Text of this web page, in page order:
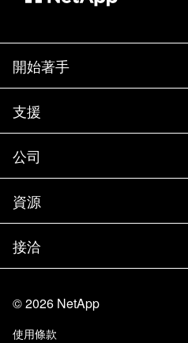
開始著手
如何購買
聯絡銷售人員
尋找合作夥伴
試用產品
執行簡報
產品（依英文字母順序排列）
支援
支援
訓練
說明文件
知識庫
社群
公司
公司
合作夥伴
工作機會
信任中心
資源
新聞
活動
部落格
客戶使用經驗
接洽
網站意見反應
©2026 NetApp
使用條款